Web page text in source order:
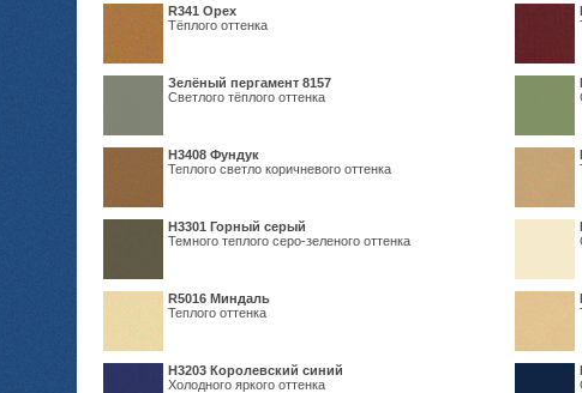
R341 Орех
Тёплого оттенка
Зелёный пергамент 8157
Светлого тёплого оттенка
Н3408 Фундук
Теплого светло коричневого оттенка
Н3301 Горный серый
Темного теплого серо-зеленого оттенка
R5016 Миндаль
Теплого оттенка
Н3203 Королевский синий
Холодного яркого оттенка